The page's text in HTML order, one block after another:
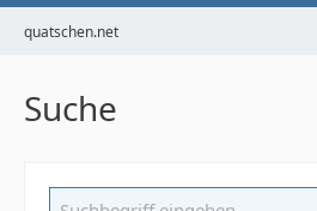
quatschen.net
Suche